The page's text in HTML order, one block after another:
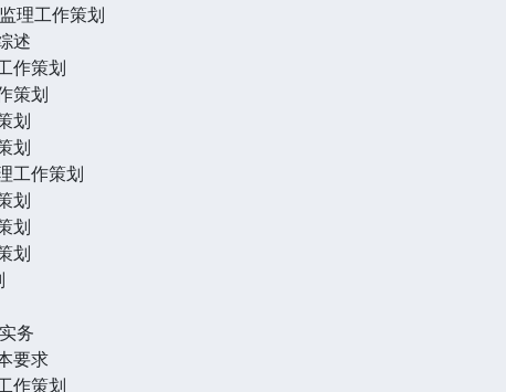
理工作策划
述
作策划
策划
划
划
工作策划
划
划
划
务
要求
作策划